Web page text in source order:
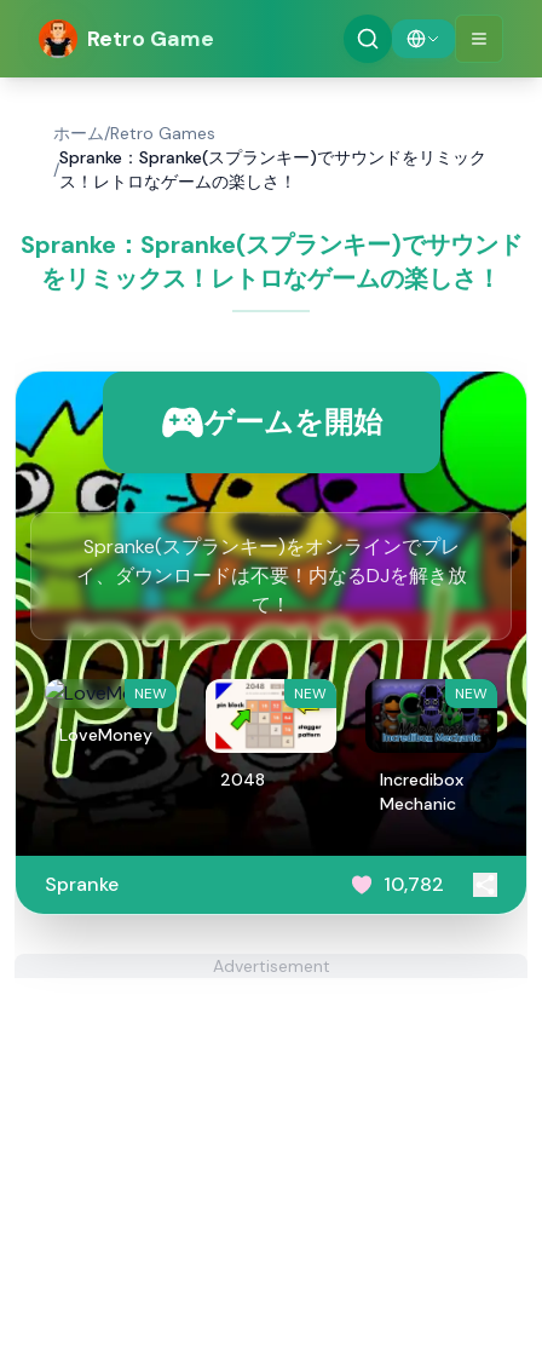
Retro Game
ホーム/Retro Games
/
Spranke：Spranke(スプランキー)でサウンドをリミック
ス！レトロなゲームの楽しさ！
Spranke：Spranke(スプランキー)でサウンド
をリミックス！レトロなゲームの楽しさ！
ゲームを開始
Spranke(スプランキー)をオンラインでプレ
イ、ダウンロードは不要！内なるDJを解き放
て！
NEW
LoveMoney
NEW
2048
NEW
Incredibox
Mechanic
Spranke 10,782
Advertisement